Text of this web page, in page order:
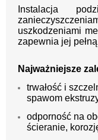
Instalacja
uszkodzeniami
zapewnia jej
Najważniejsze
trwałość i
spawom
odporność na
ścieranie,